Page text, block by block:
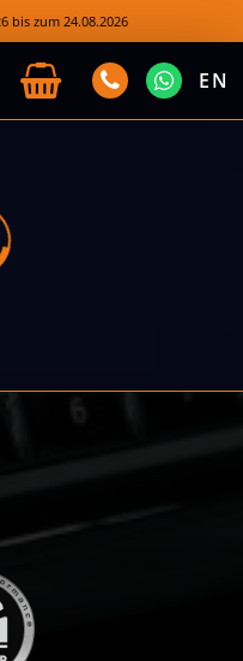
bis zum 24.08.2026
EN